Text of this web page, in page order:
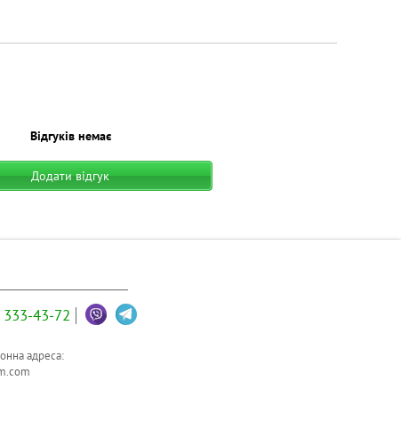
Відгуків немає
Додати відгук
333-43-72
адреса: